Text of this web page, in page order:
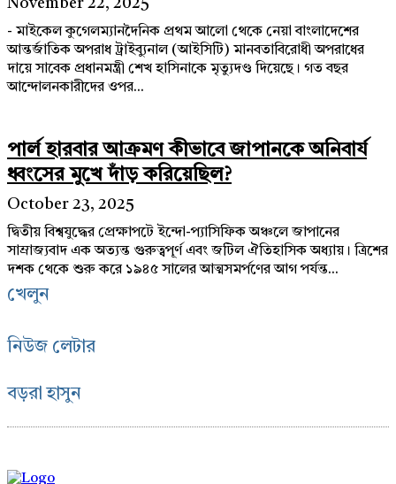
November 22, 2025
- মাইকেল কুগেলম্যানদৈনিক প্রথম আলো থেকে নেয়া বাংলাদেশের
আন্তর্জাতিক অপরাধ ট্রাইব্যুনাল (আইসিটি) মানবতাবিরোধী অপরাধের
দায়ে সাবেক প্রধানমন্ত্রী শেখ হাসিনাকে মৃত্যুদণ্ড দিয়েছে। গত বছর
আন্দোলনকারীদের ওপর...
পার্ল হারবার আক্রমণ কীভাবে জাপানকে অনিবার্য
ধ্বংসের মুখে দাঁড় করিয়েছিল?
October 23, 2025
দ্বিতীয় বিশ্বযুদ্ধের প্রেক্ষাপটে ইন্দো-প্যাসিফিক অঞ্চলে জাপানের
সাম্রাজ্যবাদ এক অত্যন্ত গুরুত্বপূর্ণ এবং জটিল ঐতিহাসিক অধ্যায়। ত্রিশের
দশক থেকে শুরু করে ১৯৪৫ সালের আত্মসমর্পণের আগ পর্যন্ত...
খেলুন
নিউজ লেটার
বড়রা হাসুন